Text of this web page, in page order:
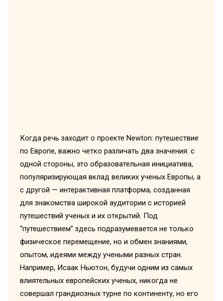
Когда речь заходит о проекте Newton: путешествие
по Европе, важно четко различать два значения: с
одной стороны, это образовательная инициатива,
популяризирующая вклад великих ученых Европы, а
с другой — интерактивная платформа, созданная
для знакомства широкой аудитории с историей
путешествий ученых и их открытий. Под
“путешествием” здесь подразумевается не только
физическое перемещение, но и обмен знаниями,
опытом, идеями между учеными разных стран.
Например, Исаак Ньютон, будучи одним из самых
влиятельных европейских ученых, никогда не
совершал грандиозных турне по континенту, но его